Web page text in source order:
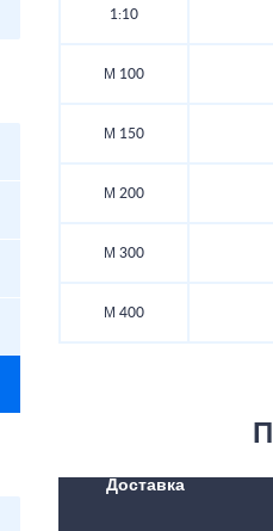
1:10
М 100
М 150
М 200
М 300
М 400
Доставка